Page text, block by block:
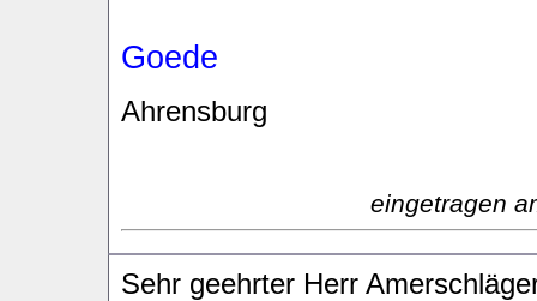
Goede
Ahrensburg
eingetragen
Sehr geehrter Herr